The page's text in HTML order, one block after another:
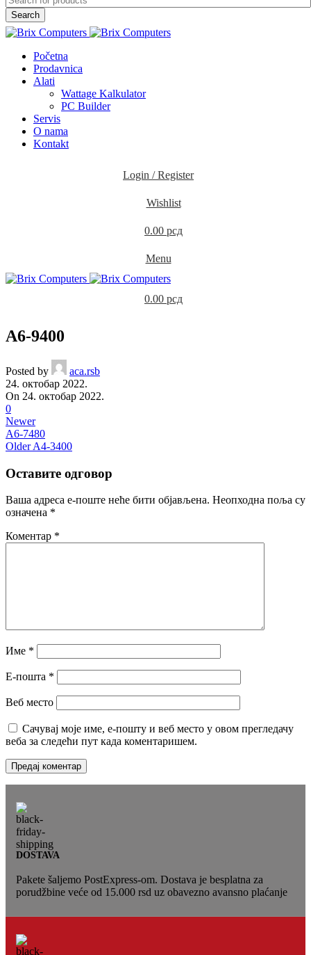
Search
Početna
Prodavnica
Alati
Wattage Kalkulator
PC Builder
Servis
O nama
Kontakt
Login / Register
Wishlist
0.00 рсд
Menu
0.00 рсд
A6-9400
Posted by
aca.rsb
24. октобар 2022.
On 24. октобар 2022.
0
Newer
A6-7480
Older A4-3400
Оставите одговор
Ваша адреса е-поште неће бити објављена. Неопходна поља су
означена *
Коментар *
Име *
Е-пошта *
Веб место
Сачувај моје име, е-пошту и веб место у овом прегледачу
веба за следећи пут када коментаришем.
DOSTAVA
Pakete šaljemo PostExpress-om. Dostava je besplatna za
porudžbine veće od 15.000 rsd uz obavezno avansno plaćanje